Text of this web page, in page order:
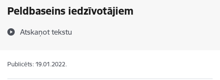
Peldbaseins iedzīvotājiem
Atskaņot tekstu
Publicēts: 19.01.2022.